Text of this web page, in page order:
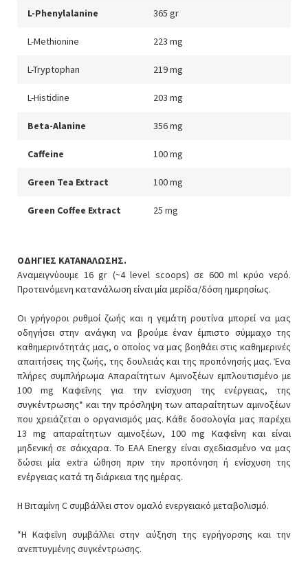
L-Phenylalanine 365 gr
L-Methionine 223 mg
L-Tryptophan 219 mg
L-Histidine 203 mg
Beta-Alanine 356 mg
Caffeine 100 mg
Green Tea Extract 100 mg
Green Coffee Extract 25 mg
ΟΔΗΓΙΕΣ ΚΑΤΑΝΑΛΩΣΗΣ.
Αναμειγνύουμε 16 gr (~4 level scoops) σε 600 ml κρύο νερό.
Προτεινόμενη κατανάλωση είναι μία μερίδα/δόση ημερησίως.
Οι γρήγοροι ρυθμοί ζωής και η γεμάτη ρουτίνα μπορεί να μας
οδηγήσει στην ανάγκη να βρούμε έναν έμπιστο σύμμαχο της
καθημερινότητάς μας, ο οποίος να μας βοηθάει στις καθημερινές
απαιτήσεις της ζωής, της δουλειάς και της προπόνησής μας. Ένα
πλήρες συμπλήρωμα Απαραίτητων Αμινοξέων εμπλουτισμένο με
100 mg Καφεΐνης για την ενίσχυση της ενέργειας, της
συγκέντρωσης* και την πρόσληψη των απαραίτητων αμινοξέων
που χρειάζεται ο οργανισμός μας. Κάθε δοσολογία μας παρέχει
13 mg απαραίτητων αμινοξέων, 100 mg Καφεΐνη και είναι
μηδενική σε σάκχαρα. Το EAA Energy είναι σχεδιασμένο να μας
δώσει μία extra ώθηση πριν την προπόνηση ή ενίσχυση της
ενέργειας κατά τη διάρκεια της ημέρας.
Η Βιταμίνη C συμβάλλει στον ομαλό ενεργειακό μεταβολισμό.
*Η Καφεΐνη συμβάλλει στην αύξηση της εγρήγορσης και την
ανεπτυγμένης συγκέντρωσης.